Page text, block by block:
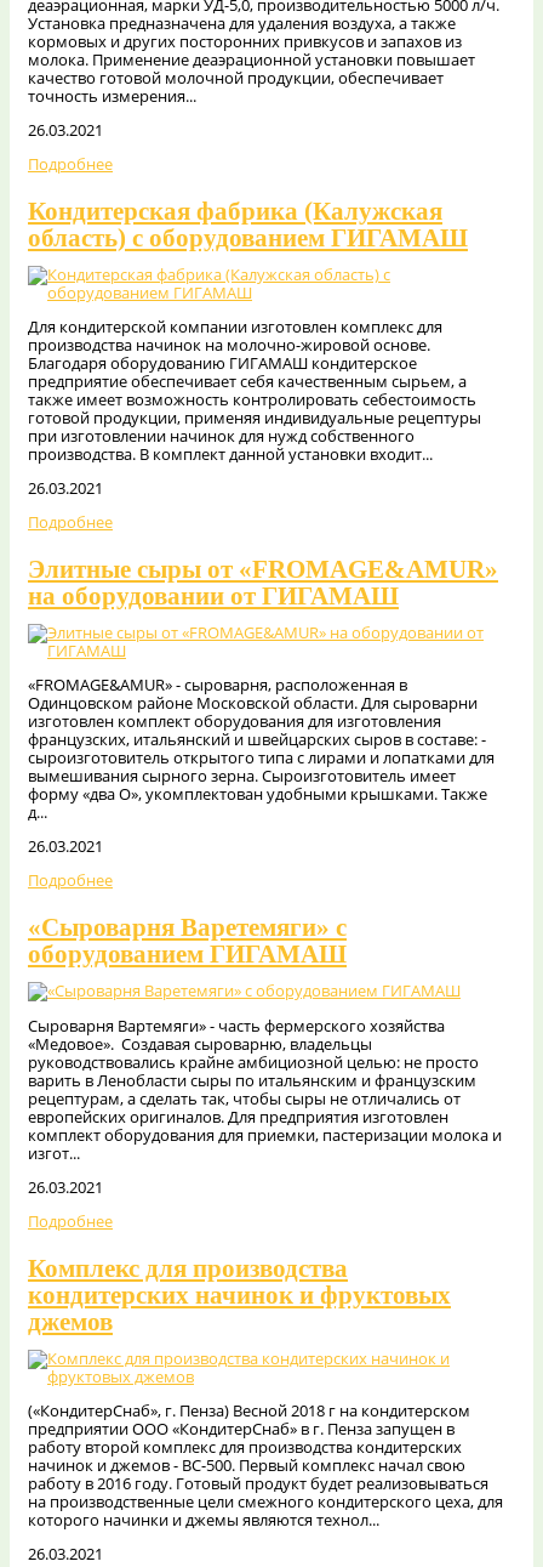
деаэрационная, марки УД-5,0, производительностью 5000 л/ч.
Установка предназначена для удаления воздуха, а также
кормовых и других посторонних привкусов и запахов из
молока. Применение деаэрационной установки повышает
качество готовой молочной продукции, обеспечивает
точность измерения...
26.03.2021
Подробнее
Кондитерская фабрика (Калужская
область) с оборудованием ГИГАМАШ
Для кондитерской компании изготовлен комплекс для
производства начинок на молочно-жировой основе.
Благодаря оборудованию ГИГАМАШ кондитерское
предприятие обеспечивает себя качественным сырьем, а
также имеет возможность контролировать себестоимость
готовой продукции, применяя индивидуальные рецептуры
при изготовлении начинок для нужд собственного
производства. В комплект данной установки входит...
26.03.2021
Подробнее
Элитные сыры от «FROMAGE&AMUR»
на оборудовании от ГИГАМАШ
«FROMAGE&AMUR» - сыроварня, расположенная в
Одинцовском районе Московской области. Для сыроварни
изготовлен комплект оборудования для изготовления
французских, итальянский и швейцарских сыров в составе: -
сыроизготовитель открытого типа с лирами и лопатками для
вымешивания сырного зерна. Сыроизготовитель имеет
форму «два О», укомплектован удобными крышками. Также
д...
26.03.2021
Подробнее
«Сыроварня Варетемяги» с
оборудованием ГИГАМАШ
Сыроварня Вартемяги» - часть фермерского хозяйства
«Медовое». Создавая сыроварню, владельцы
руководствовались крайне амбициозной целью: не просто
варить в Ленобласти сыры по итальянским и французским
рецептурам, а сделать так, чтобы сыры не отличались от
европейских оригиналов. Для предприятия изготовлен
комплект оборудования для приемки, пастеризации молока и
изгот...
26.03.2021
Подробнее
Комплекс для производства
кондитерских начинок и фруктовых
джемов
(«КондитерСнаб», г. Пенза) Весной 2018 г на кондитерском
предприятии ООО «КондитерСнаб» в г. Пенза запущен в
работу второй комплекс для производства кондитерских
начинок и джемов - ВС-500. Первый комплекс начал свою
работу в 2016 году. Готовый продукт будет реализовываться
на производственные цели смежного кондитерского цеха, для
которого начинки и джемы являются технол...
26.03.2021